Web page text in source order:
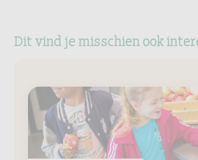
Dit vind je misschien ook